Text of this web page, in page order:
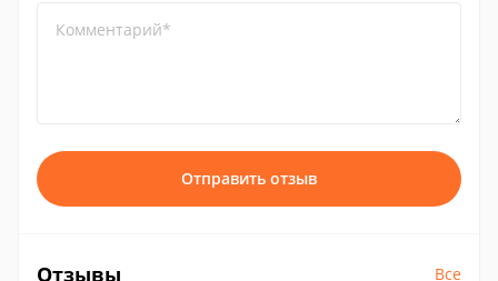
Комментарий*
Отправить отзыв
Отзывы Все